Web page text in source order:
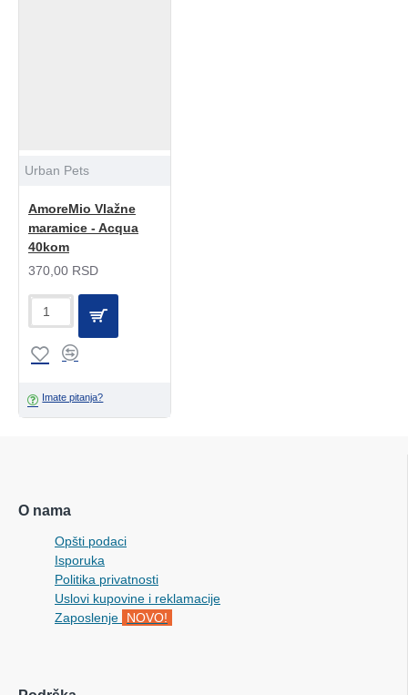
Urban Pets
AmoreMio Vlažne
maramice - Acqua
40kom
370,00 RSD
Imate pitanja?
O nama
Opšti podaci
Isporuka
Politika privatnosti
Uslovi kupovine i reklamacije
Zaposlenje
NOVO!